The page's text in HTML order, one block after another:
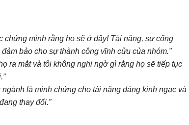
chứng minh rằng họ sẽ ở đây! Tài năng, sự cống
bảo cho sự thành công vĩnh cửu của nhóm.”
ra mắt và tôi không nghi ngờ gì rằng họ sẽ tiếp tục
là minh chứng cho tài năng đáng kinh ngạc và
thay đổi.”